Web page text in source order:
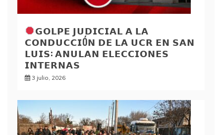
𝗚𝗢𝗟𝗣𝗘 𝗝𝗨𝗗𝗜𝗖𝗜𝗔𝗟 𝗔 𝗟𝗔
𝗖𝗢𝗡𝗗𝗨𝗖𝗖𝗜Ó𝗡 𝗗𝗘 𝗟𝗔 𝗨𝗖𝗥 𝗘𝗡 𝗦𝗔𝗡
𝗟𝗨𝗜𝗦: 𝗔𝗡𝗨𝗟𝗔𝗡 𝗘𝗟𝗘𝗖𝗖𝗜𝗢𝗡𝗘𝗦
𝗜𝗡𝗧𝗘𝗥𝗡𝗔𝗦
3 julio, 2026